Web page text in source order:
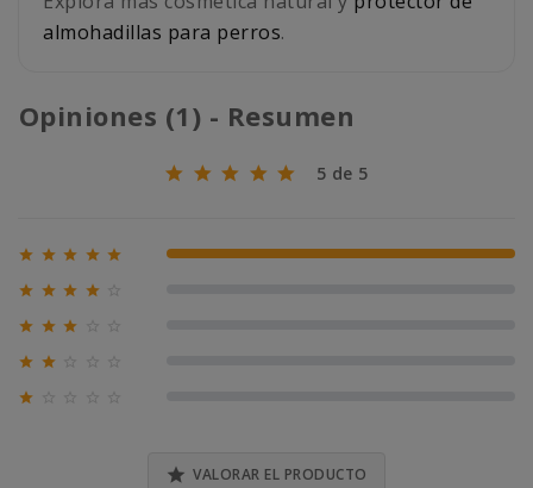
almohadillas para perros.
Opiniones (1) - Resumen
5 de 5
     100% (1)
   
  
 

 VALORAR EL PRODUCTO